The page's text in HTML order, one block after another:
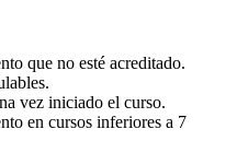
que no esté acreditado.
vez iniciado el curso.
en cursos inferiores a 7